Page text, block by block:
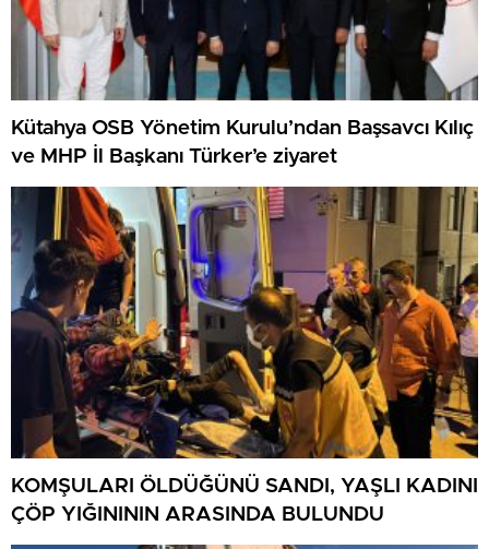
Kütahya OSB Yönetim Kurulu’ndan Başsavcı Kılıç
ve MHP İl Başkanı Türker’e ziyaret
KOMŞULARI ÖLDÜĞÜNÜ SANDI, YAŞLI KADINI
ÇÖP YIĞINININ ARASINDA BULUNDU